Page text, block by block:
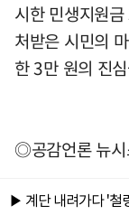
시한 민생지원
처받은 시민의
한 3만 원의 진
◎공감언론 뉴